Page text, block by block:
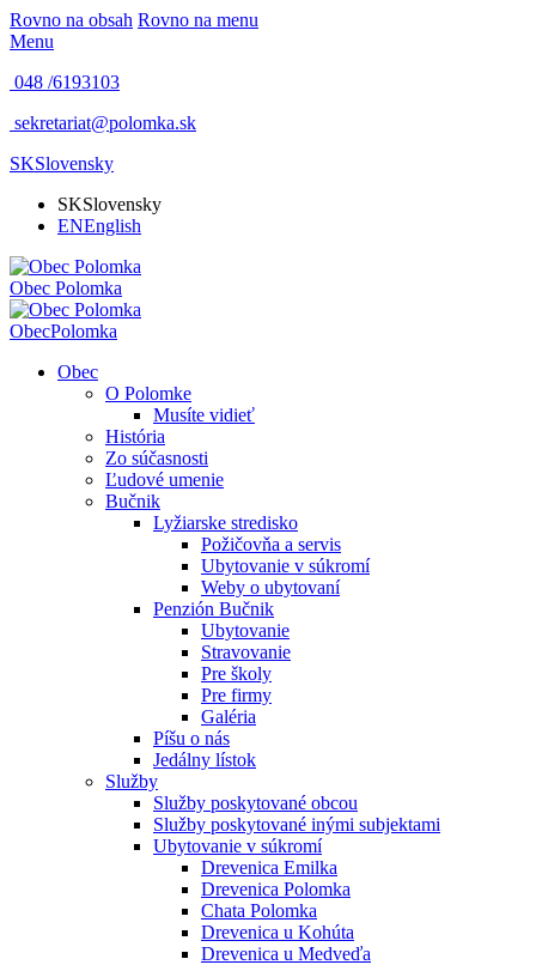
Rovno na obsah Rovno na menu
Menu
048 /6193103
sekretariat@polomka.sk
SKSlovensky
SKSlovensky
ENEnglish
Obec Polomka
ObecPolomka
Obec
O Polomke
Musíte vidieť
História
Zo súčasnosti
Ľudové umenie
Bučnik
Lyžiarske stredisko
Požičovňa a servis
Ubytovanie v súkromí
Weby o ubytovaní
Penzión Bučnik
Ubytovanie
Stravovanie
Pre školy
Pre firmy
Galéria
Píšu o nás
Jedálny lístok
Služby
Služby poskytované obcou
Služby poskytované inými subjektami
Ubytovanie v súkromí
Drevenica Emilka
Drevenica Polomka
Chata Polomka
Drevenica u Kohúta
Drevenica u Medveďa